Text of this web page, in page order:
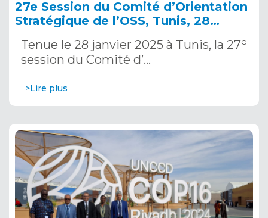
27e Session du Comité d’Orientation
Stratégique de l’OSS, Tunis, 28
Tenue le 28 janvier 2025 à Tunis, la 27e
session du Comité d’…
>Lire plus